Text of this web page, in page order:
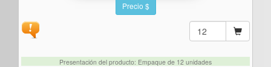
Precio $
Presentación del producto: Empaque de 12 unidades